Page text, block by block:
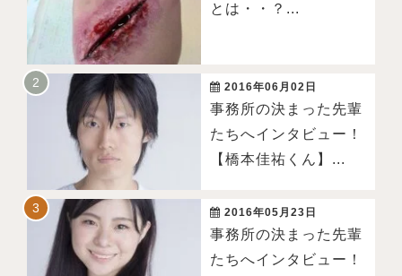
とは・・？...
2016年06月02日
事務所の決まった先輩
たちへインタビュー！
【橋本佳祐くん】...
2016年05月23日
事務所の決まった先輩
たちへインタビュー！